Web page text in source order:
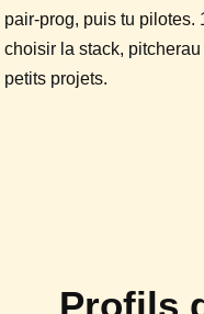
pair-prog, puis tu pilotes.
choisir la stack,
petits projets.
Profils